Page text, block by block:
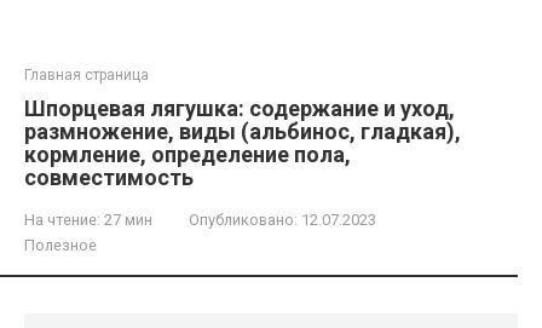
Главная страница
Шпорцевая лягушка: содержание и уход,
размножение, виды (альбинос, гладкая),
кормление, определение пола,
совместимость
На чтение: 27 мин Опубликовано: 12.07.2023
Полезное